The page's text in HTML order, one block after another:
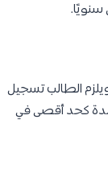
ويلزم الطالب تسجيل
و20 ساعة معتمدة كحد أقصى في